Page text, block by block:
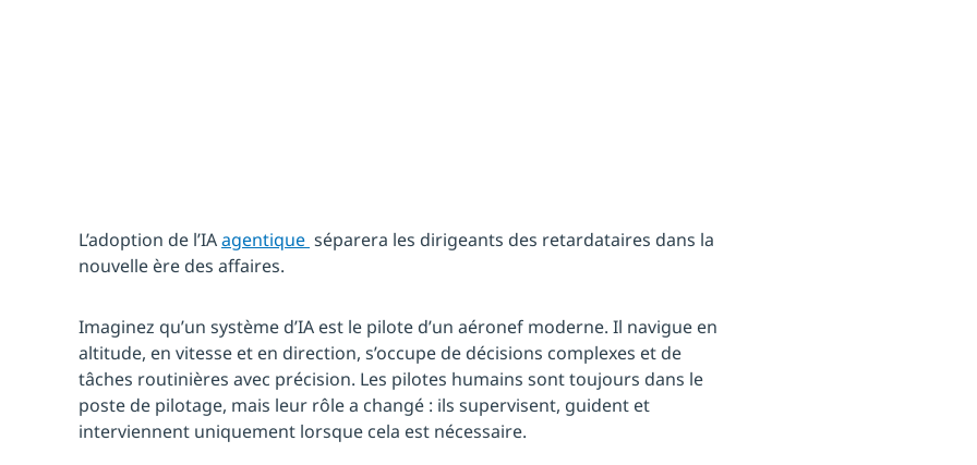
L’adoption de l’IAagentique séparera les dirigeants des retardataires dans la
nouvelle ère des affaires.
Imaginez qu’un système d’IA est le pilote d’un aéronef moderne. Il navigue en
altitude, en vitesse et en direction, s’occupe de décisions complexes et de
tâches routinières avec précision. Les pilotes humains sont toujours dans le
poste de pilotage, mais leur rôle a changé : ils supervisent, guident et
interviennent uniquement lorsque cela est nécessaire.